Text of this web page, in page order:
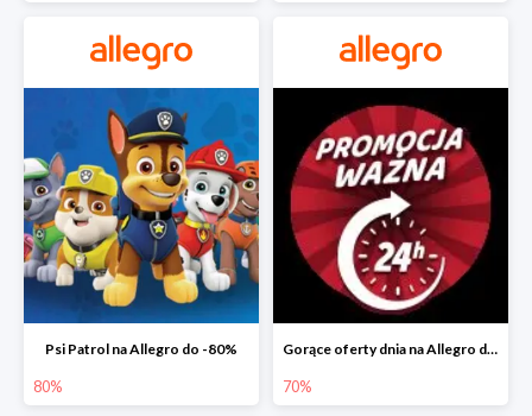
Psi Patrol na Allegro do -80%
80%
Gorące oferty dnia na Allegro do -50%
70%